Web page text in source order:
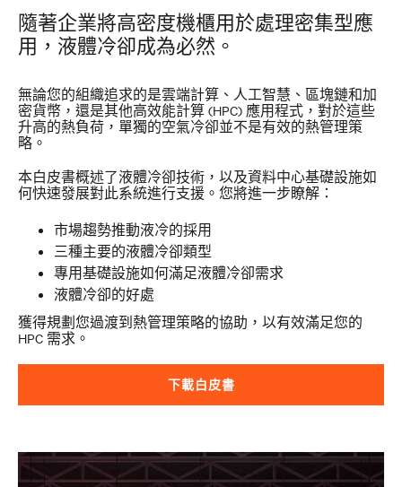
隨著企業將高密度機櫃用於處理密集型應
用，液體冷卻成為必然。
無論您的組織追求的是雲端計算、人工智慧、區塊鏈和加
密貨幣，還是其他高效能計算 (HPC) 應用程式，對於這些
升高的熱負荷，單獨的空氣冷卻並不是有效的熱管理策
略。
本白皮書概述了液體冷卻技術，以及資料中心基礎設施如
何快速發展對此系統進行支援。您將進一步瞭解：
市場趨勢推動液冷的採用
三種主要的液體冷卻類型
專用基礎設施如何滿足液體冷卻需求
液體冷卻的好處
獲得規劃您過渡到熱管理策略的協助，以有效滿足您的
HPC 需求。
下載白皮書